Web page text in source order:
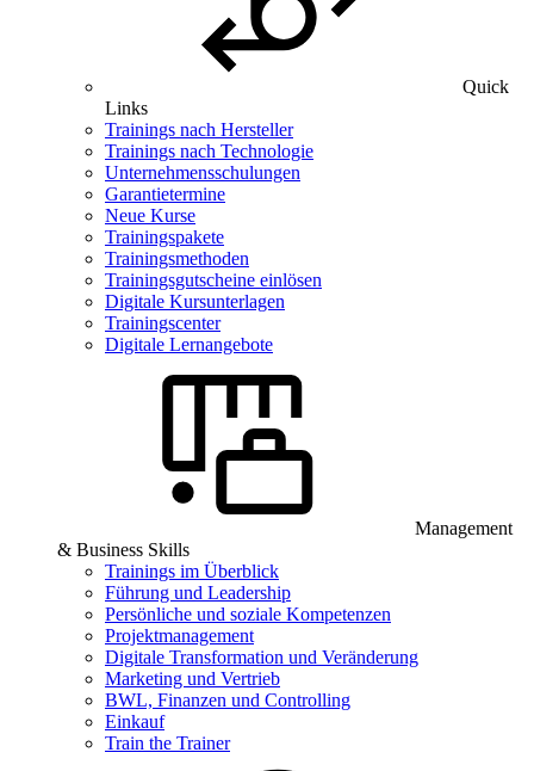
Quick
Links
Trainings nach Hersteller
Trainings nach Technologie
Unternehmensschulungen
Garantietermine
Neue Kurse
Trainingspakete
Trainingsmethoden
Trainingsgutscheine einlösen
Digitale Kursunterlagen
Trainingscenter
Digitale Lernangebote
Management
& Business Skills
Trainings im Überblick
Führung und Leadership
Persönliche und soziale Kompetenzen
Projektmanagement
Digitale Transformation und Veränderung
Marketing und Vertrieb
BWL, Finanzen und Controlling
Einkauf
Train the Trainer